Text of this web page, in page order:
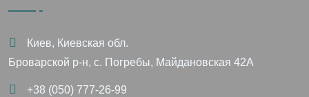
Киев, Киевская обл.
Броварской р-н, с. Погребы, Майдановская 42А
+38 (050) 777-26-99